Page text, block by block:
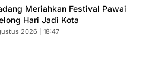
Meriahkan Festival Pawai
Hari Jadi Kota
2026 | 18:47